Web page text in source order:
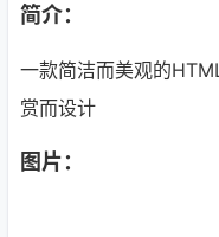
简介：
一款简洁而美观的
赏而设计
图片：